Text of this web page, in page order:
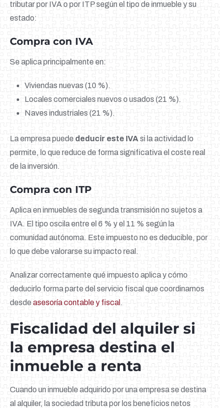
tributar por IVA o por ITP según el tipo de inmueble y su
estado:
Compra con IVA
Se aplica principalmente en:
Viviendas nuevas (10 %).
Locales comerciales nuevos o usados (21 %).
Naves industriales (21 %).
La empresa puede deducir este IVA si la actividad lo
permite, lo que reduce de forma significativa el coste real
de la inversión.
Compra con ITP
Aplica en inmuebles de segunda transmisión no sujetos a
IVA. El tipo oscila entre el 6 % y el 11 % según la
comunidad autónoma. Este impuesto no es deducible, por
lo que debe valorarse su impacto real.
Analizar correctamente qué impuesto aplica y cómo
deducirlo forma parte del servicio fiscal que coordinamos
desdeasesoría contable y fiscal .
Fiscalidad del alquiler si
la empresa destina el
inmueble a renta
Cuando un inmueble adquirido por una empresa se destina
al alquiler, la sociedad tributa por los beneficios netos